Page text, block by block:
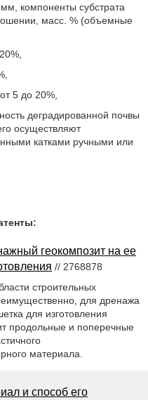
компоненты субстрата
масс. % (объемные
5 до 20%,
деградированной почвы
осуществляют
катками ручными или
геокомпозит на ее
// 2768878
строительных
для дренажа
для изготовления
продольные и поперечные
материала.
и способ его